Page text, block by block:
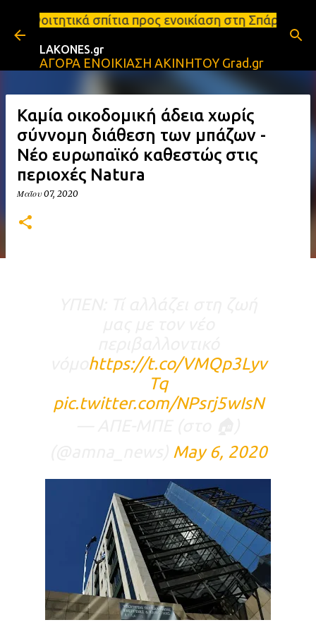
Μετάβαση στο κύριο περιεχόμενο
προς ενοικίαση στη Σπάρτη Ενοικιάσεις
LAKONES.gr
ΑΓΟΡΑ ΕΝΟΙΚΙΑΣΗ ΑΚΙΝΗΤΟΥ Grad.gr
Καμία οικοδομική άδεια χωρίς
σύννομη διάθεση των μπάζων -
Νέο ευρωπαϊκό καθεστώς στις
περιοχές Natura
Μαΐου 07, 2020
https://t.co/VMQp3Lyv
Tq
pic.twitter.com/NPsrj5wIsN
May 6, 2020